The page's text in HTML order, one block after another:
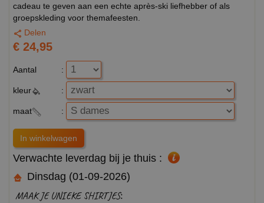
cadeau te geven aan een echte après-ski liefhebber of als
groepskleding voor themafeesten.
Delen
€ 24,95
Aantal :
kleur :
maat :
Verwachte leverdag bij je thuis :
Dinsdag (01-09-2026)
MAAK JE UNIEKE SHIRTJES: